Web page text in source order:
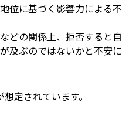
位に基づく影響力による不
どの関係上、拒否すると自
及ぶのではないかと不安に
定されています。